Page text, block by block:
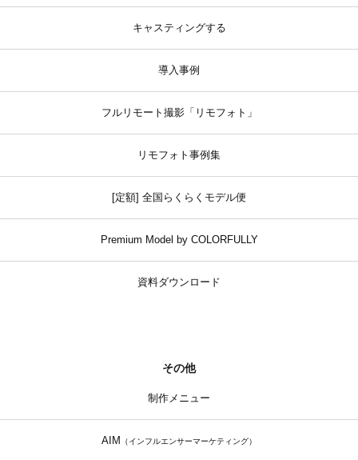
キャスティングする
導入事例
フルリモート撮影「リモフォト」
リモフォト事例集
[定額] 全国らくらくモデル便
Premium Model by COLORFULLY
資料ダウンロード
その他
制作メニュー
AIM （インフルエンサーマーケティング）